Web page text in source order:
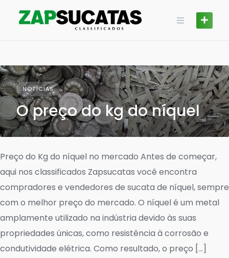
NOTÍCIAS
O preço do kg do níquel
Preço do Kg do níquel no mercado Antes de começar,
aqui nos classificados Zapsucatas você encontra
compradores e vendedores de sucata de níquel, sempre
com o melhor preço do mercado. O níquel é um metal
amplamente utilizado na indústria devido às suas
propriedades únicas, como resistência à corrosão e
condutividade elétrica. Como resultado, o preço […]